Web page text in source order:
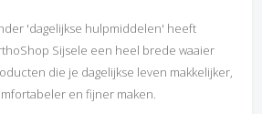
'dagelijkse hulpmiddelen' heeft
Sijsele een heel brede waaier
die je dagelijkse leven makkelijker,
en fijner maken.